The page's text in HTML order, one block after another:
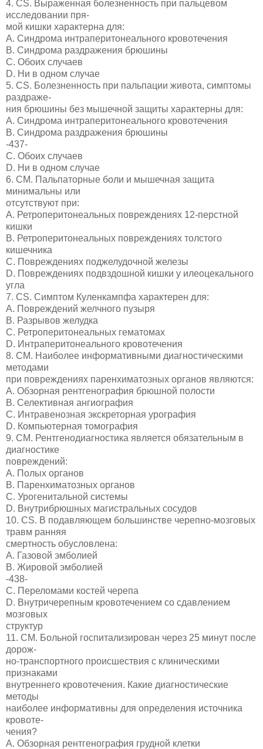
4. CS. Выраженная болезненность при пальцевом
исследовании пря-
мой кишки характерна для:
A. Синдрома интраперитонеального кровотечения
B. Синдрома раздражения брюшины
C. Обоих случаев
D. Ни в одном случае
5. CS. Болезненность при пальпации живота, симптомы
раздраже-
ния брюшины без мышечной защиты характерны для:
A. Синдрома интраперитонеального кровотечения
B. Синдрома раздражения брюшины
-437-
C. Обоих случаев
D. Ни в одном случае
6. СМ. Пальпаторные боли и мышечная защита
минимальны или
отсутствуют при:
A. Ретроперитонеальных повреждениях 12-перстной
кишки
B. Ретроперитонеальных повреждениях толстого
кишечника
C. Повреждениях поджелудочной железы
D. Повреждениях подвздошной кишки у илеоцекального
угла
7. CS. Симптом Куленкампфа характерен для:
A. Повреждений желчного пузыря
B. Разрывов желудка
C. Ретроперитонеальных гематомах
D. Интраперитонеального кровотечения
8. СМ. Наиболее информативными диагностическими
методами
при повреждениях паренхиматозных органов являются:
A. Обзорная рентгенография брюшной полости
B. Селективная ангиография
C. Интравенозная экскреторная урография
D. Компьютерная томография
9. СМ. Рентгенодиагностика является обязательным в
диагностике
повреждений:
A. Полых органов
B. Паренхиматозных органов
C. Урогенитальной системы
D. Внутрибрюшных магистральных сосудов
10. CS. В подавляющем большинстве черепно-мозговых
травм ранняя
смертность обусловлена:
A. Газовой эмболией
B. Жировой эмболией
-438-
C. Переломами костей черепа
D. Внутричерепным кровотечением со сдавлением
мозговых
структур
11. СМ. Больной госпитализирован через 25 минут после
дорож-
но-транспортного происшествия с клиническими
признаками
внутреннего кровотечения. Какие диагностические
методы
наиболее информативны для определения источника
кровоте-
чения?
A. Обзорная рентгенография грудной клетки